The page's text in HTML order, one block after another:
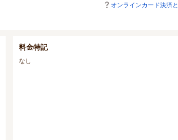
オンラインカード決済
料金特記
なし